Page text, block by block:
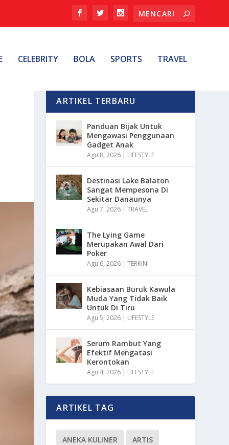
CELEBRITY BOLA SPORTS TRAVEL
ARTIKEL TERBARU
Panduan Bijak Untuk
Mengawasi Penggunaan
Gadget Anak
Agu 8, 2026 | LIFESTYLE
Destinasi Lake Balaton
Sangat Mempesona Di
Sekitar Danaunya
Agu 7, 2026 |TRAVEL
The Lying Game
Merupakan Awal Dari
Poker
Agu 6, 2026 |TERKINI
Kebiasaan Buruk Kawula
Muda Yang Tidak Baik
Untuk Di Tiru
Agu 5, 2026 | LIFESTYLE
Serum Rambut Yang
Efektif Mengatasi
Kerontokan
Agu 4, 2026 | LIFESTYLE
ARTIKEL TAG
ANEKA KULINER ARTIS